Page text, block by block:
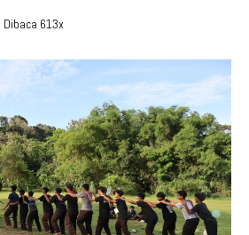
Dibaca 613x